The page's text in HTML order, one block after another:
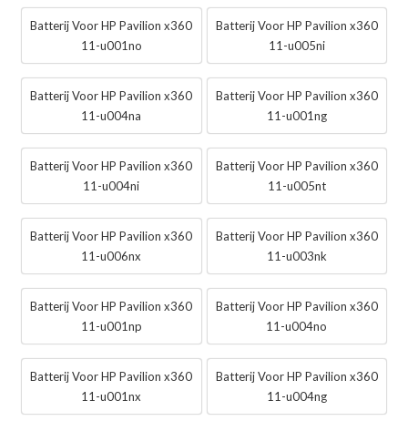
Batterij Voor HP Pavilion x360
11-u001no
Batterij Voor HP Pavilion x360
11-u005ni
Batterij Voor HP Pavilion x360
11-u004na
Batterij Voor HP Pavilion x360
11-u001ng
Batterij Voor HP Pavilion x360
11-u004ni
Batterij Voor HP Pavilion x360
11-u005nt
Batterij Voor HP Pavilion x360
11-u006nx
Batterij Voor HP Pavilion x360
11-u003nk
Batterij Voor HP Pavilion x360
11-u001np
Batterij Voor HP Pavilion x360
11-u004no
Batterij Voor HP Pavilion x360
11-u001nx
Batterij Voor HP Pavilion x360
11-u004ng